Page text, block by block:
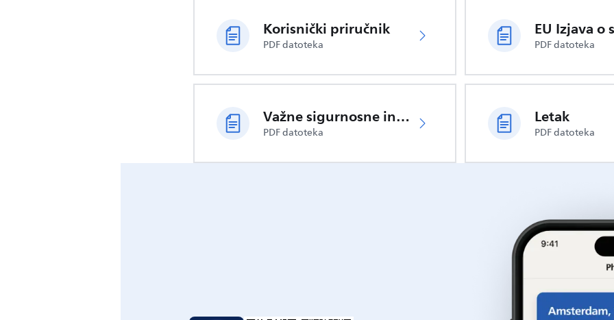
Korisnički priručnik
PDF datoteka PDF datoteka
Važne sigurnosne informacije
PDF datoteka
Letak
PDF datoteka